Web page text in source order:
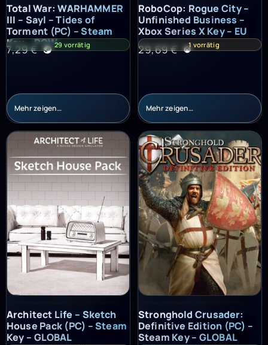
Total War: WARHAMMER III – Sayl – Tides of Torment (PC) –
Total War: WARHAMMER
III – Sayl – Tides of
Torment (PC) – Steam
Key – ROW
7,29€ 29 vorrätig
Mehr zeigen…
RoboCop: Rogue City –
RoboCop: Rogue City –
Unfinished Business –
Xbox Series X Key – EU
29,69€ 1 vorrätig
Mehr zeigen…
Architect Life – Sketch House Pack (PC) – Steam Key – GLOBAL
Architect Life – Sketch
House Pack (PC) – Steam
Key – GLOBAL
Stronghold Crusader: Definitive
Stronghold Crusader:
Definitive Edition (PC) –
Steam Key – GLOBAL